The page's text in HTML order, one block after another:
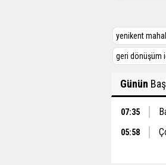
yenikent
geri dönüşüm
Günün
07:35
05:58